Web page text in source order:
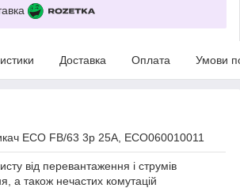
Доставка Оплата Умови
ECO FB/63 3p 25A, ECO060010011
від перевантаження і струмів
а також нечастих комутацій